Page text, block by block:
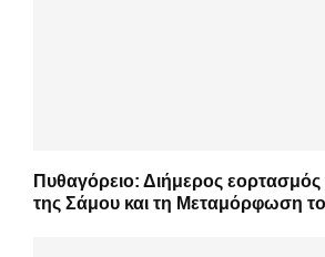
Πυθαγόρειο: Διήμερος εορτασμός
της Σάμου και τη Μεταμόρφωση